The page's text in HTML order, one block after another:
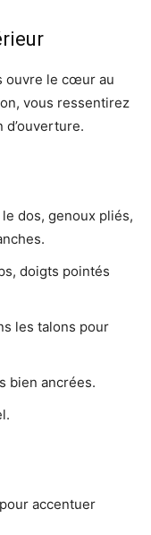
ouvre le cœur au
vous ressentirez
le dos, genoux pliés,
doigts pointés
les talons pour
bien ancrées.
accentuer